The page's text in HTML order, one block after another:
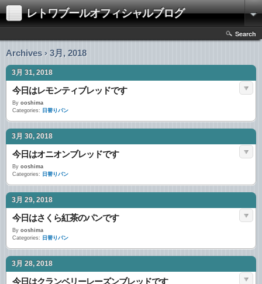
レトワブールオフィシャルブログ
Search
Archives › 3月, 2018
3月 31, 2018
今日はレモンティブレッドです
By ooshima
Categories: 日替りパン
3月 30, 2018
今日はオニオンブレッドです
By ooshima
Categories: 日替りパン
3月 29, 2018
今日はさくら紅茶のパンです
By ooshima
Categories: 日替りパン
3月 28, 2018
今日はクランベリーレーズンブレッドです